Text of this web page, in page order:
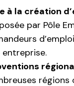
à la création
par Pôle
entreprise.
régions